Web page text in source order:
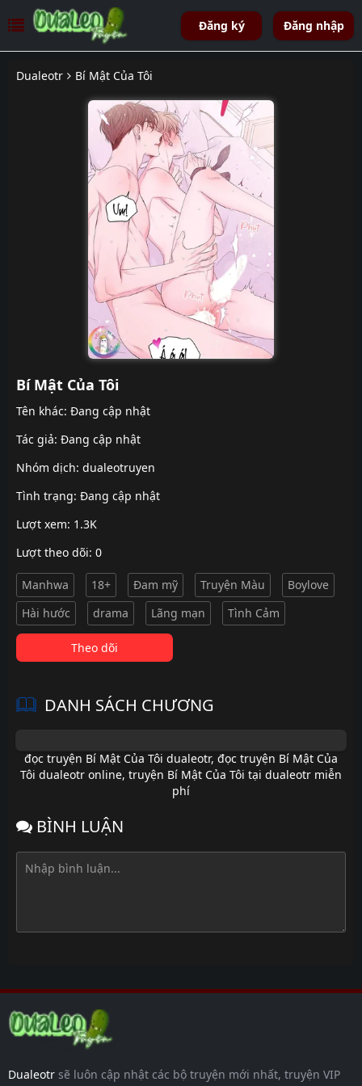
Đăng ký Đăng nhập
Dualeotr Bí Mật Của Tôi
Bí Mật Của Tôi
Tên khác: Đang cập nhật
Tác giả: Đang cập nhật
Nhóm dịch: dualeotruyen
Tình trạng: Đang cập nhật
Lượt xem: 1.3K
Lượt theo dõi: 0
Manhwa 18+ Đam mỹ Truyện Màu
Boylove
Hài hước
drama Lãng mạn Tình Cảm
Theo dõi
DANH SÁCH CHƯƠNG
đọc truyện Bí Mật Của Tôi dualeotr, đọc truyện Bí Mật Của
Tôi dualeotr online, truyện Bí Mật Của Tôi tại dualeotr miễn
phí
BÌNH LUẬN
Dualeotr sẽ luôn cập nhật các bộ truyện mới nhất, truyện VIP